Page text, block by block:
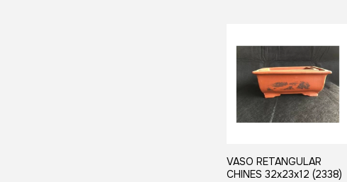
VASO RETANGULAR
CHINES 32x23x12 (2338)